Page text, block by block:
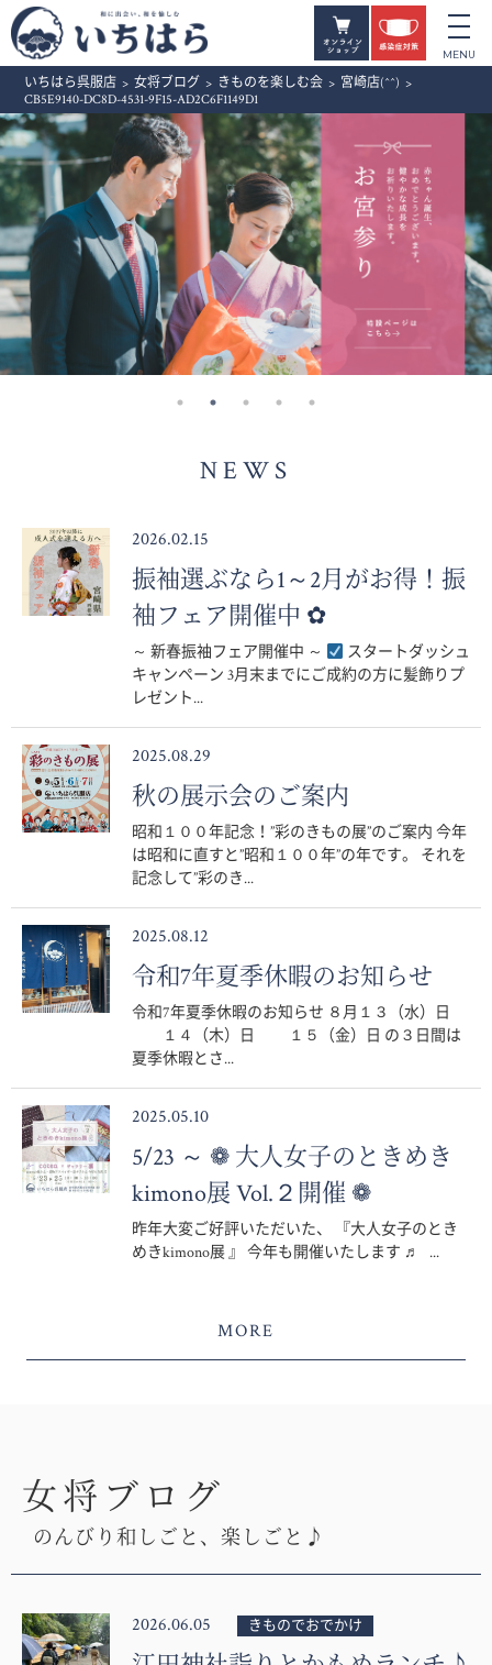
いちはら呉服店 > 女将ブログ > きものを楽しむ会 > 宮崎店(^^) >
CB5E9140-DC8D-4531-9F15-AD2C6F1149D1
NEWS
2026.02.15
振袖選ぶなら1～2月がお得！振
袖フェア開催中 ✿
～ 新春振袖フェア開催中 ～
スタートダッシュ
キャンペーン 3月末までにご成約の方に髪飾りプ
レゼント...
2025.08.29
秋の展示会のご案内
昭和１００年記念！”彩のきもの展”のご案内 今年
は昭和に直すと”昭和１００年”の年です。 それを
記念して”彩のき...
2025.08.12
令和7年夏季休暇のお知らせ
令和7年夏季休暇のお知らせ ８月１３（水）日
１４（木）日 １５（金）日 の３日間は
夏季休暇とさ...
2025.05.10
5/23 ～ ❁ 大人女子のときめき
kimono展 Vol.２開催 ❁
昨年大変ご好評いただいた、 『大人女子のとき
めきkimono展 』 今年も開催いたします ♬ ...
MORE
女将ブログ
のんびり和しごと、楽しごと♪
2026.06.05 きものでおでかけ